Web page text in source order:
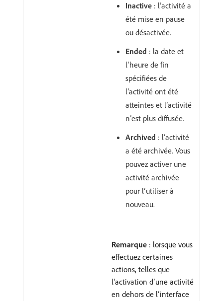
Inactive : l’activité a
été mise en pause
ou désactivée.
Ended : la date et
l’heure de fin
spécifiées de
l’activité ont été
atteintes et l’activité
n’est plus diffusée.
Archived : l’activité
a été archivée. Vous
pouvez activer une
activité archivée
pour l’utiliser à
nouveau.
Remarque : lorsque vous
effectuez certaines
actions, telles que
l’activation d’une activité
en dehors de l’interface